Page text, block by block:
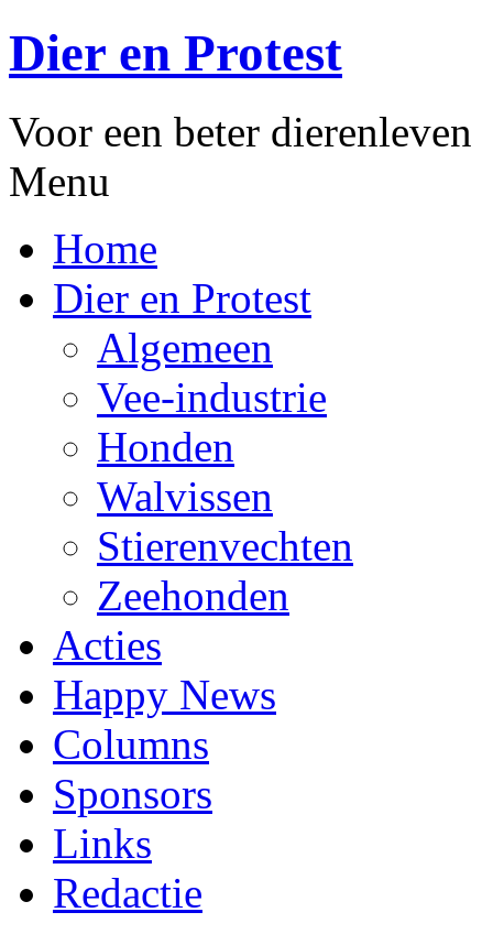
Dier en Protest
Voor een beter dierenleven
Menu
Home
Dier en Protest
Algemeen
Vee-industrie
Honden
Walvissen
Stierenvechten
Zeehonden
Acties
Happy News
Columns
Sponsors
Links
Redactie